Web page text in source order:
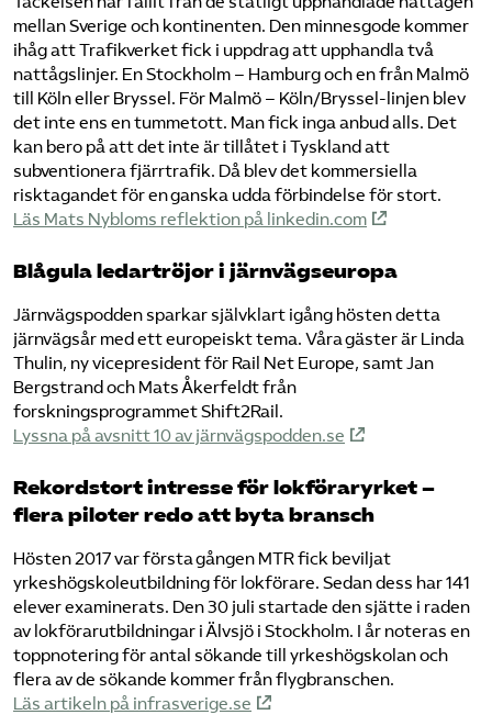
mellan Sverige och kontinenten. Den minnesgode kommer
ihåg att Trafikverket fick i uppdrag att upphandla två
nattågslinjer. En Stockholm – Hamburg och en från Malmö
till Köln eller Bryssel. För Malmö – Köln/Bryssel-linjen blev
det inte ens en tummetott. Man fick inga anbud alls. Det
kan bero på att det inte är tillåtet i Tyskland att
subventionera fjärrtrafik. Då blev det kommersiella
risktagandet för en ganska udda förbindelse för stort.
Läs Mats Nybloms reflektion på linkedin.com
Blågula ledartröjor i järnvägseuropa
Järnvägspodden sparkar självklart igång hösten detta
järnvägsår med ett europeiskt tema. Våra gäster är Linda
Thulin, ny vicepresident för Rail Net Europe, samt Jan
Bergstrand och Mats Åkerfeldt från
forskningsprogrammet Shift2Rail.
Lyssna på avsnitt 10 av järnvägspodden.se
Rekordstort intresse för lokföraryrket –
flera piloter redo att byta bransch
Hösten 2017 var första gången MTR fick beviljat
yrkeshögskoleutbildning för lokförare. Sedan dess har 141
elever examinerats. Den 30 juli startade den sjätte i raden
av lokförarutbildningar i Älvsjö i Stockholm. I år noteras en
toppnotering för antal sökande till yrkeshögskolan och
flera av de sökande kommer från flygbranschen.
Läs artikeln på infrasverige.se